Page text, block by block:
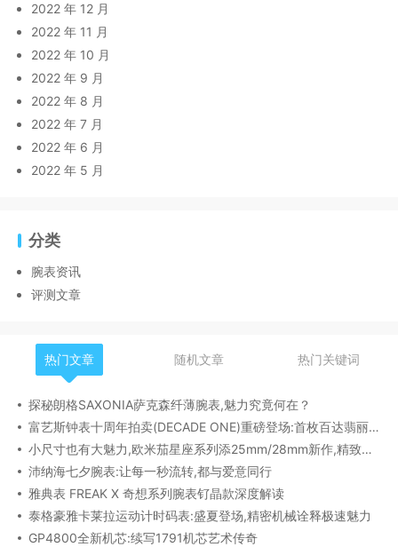
2022 年 12 月
2022 年 11 月
2022 年 10 月
2022 年 9 月
2022 年 8 月
2022 年 7 月
2022 年 6 月
2022 年 5 月
分类
腕表资讯
评测文章
热门文章 随机文章 热门关键词
探秘朗格SAXONIA萨克森纤薄腕表,魅力究竟何在？
富艺斯钟表十周年拍卖(DECADE ONE)重磅登场:首枚百达翡丽1518精钢腕表领衔呈献
小尺寸也有大魅力,欧米茄星座系列添25mm/28mm新作,精致感拉满
沛纳海七夕腕表:让每一秒流转,都与爱意同行
雅典表 FREAK X 奇想系列腕表钌晶款深度解读​
泰格豪雅卡莱拉运动计时码表:盛夏登场,精密机械诠释极速魅力
GP4800全新机芯:续写1791机芯艺术传奇